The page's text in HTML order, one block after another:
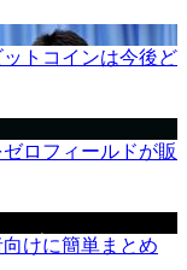
トコインは今後ど
ロフィールドが販
けに簡単まとめ